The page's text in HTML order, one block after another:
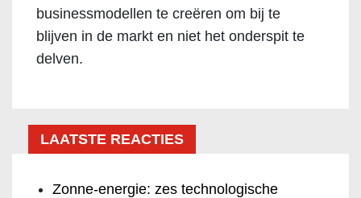
businessmodellen te creëren om bij te
blijven in de markt en niet het onderspit te
delven.
LAATSTE REACTIES
Zonne-energie: zes technologische